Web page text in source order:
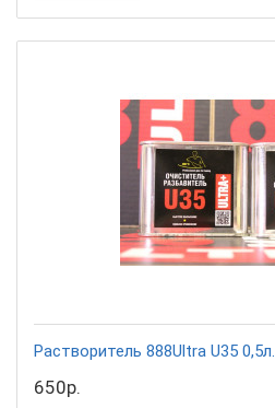
Растворитель 888Ultra U35 0,5л.
650р.